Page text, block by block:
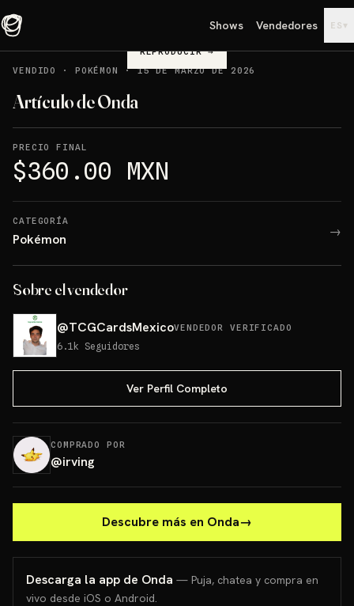
Shows Vendedores ES ▾
REPRODUCIR→
VENDIDO
· POKÉMON ·15 DE MARZO DE 2026
Artículo de Onda
PRECIO FINAL
$360.00 MXN
CATEGORÍA
Pokémon →
Sobre el vendedor
@TCGCardsMexicoVENDEDOR VERIFICADO
6.1k Seguidores
Ver Perfil Completo
COMPRADO POR
@irving
Descubre más en Onda→
Descarga la app de Onda — Puja, chatea y compra en
vivo desde iOS o Android.